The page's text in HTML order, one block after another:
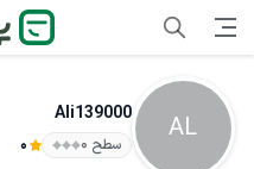
AL
Ali139000
سطح ۰ 0